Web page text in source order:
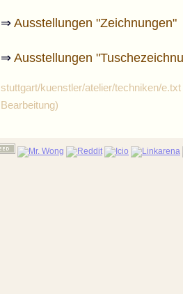
⇒Ausstellungen "Zeichnungen"
⇒Ausstellungen
stuttgart/kuenstler/atelier/techniken/
Bearbeitung)